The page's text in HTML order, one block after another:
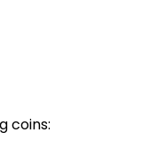
coins: